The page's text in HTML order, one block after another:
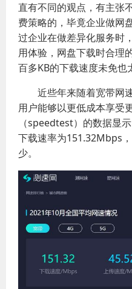
直有不同的观点，有主张
费策略的，毕竟企业做网
过企业在做差异化服务时
用体验，网盘下载时合理
百多KB的下载速度未免也
近些年来随着宽带网
用户能够以更低成本享受
（speedtest）的数据显
下载速率为151.32Mbps
少。